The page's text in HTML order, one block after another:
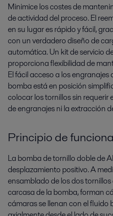
Minimice los costes de
de actividad del proceso. El
en su lugar es rápido y fácil,
con un verdadero diseño de
automática. Un kit de servicio
proporciona flexibilidad de
El fácil acceso a los
bomba está en posición
colocar los tornillos sin requerir
de engranajes ni la extracción
Principio de
La bomba de tornillo doble de
desplazamiento positivo. A
ensamblado de los dos
carcasa de la bomba, forman
cámaras se llenan con el fluido